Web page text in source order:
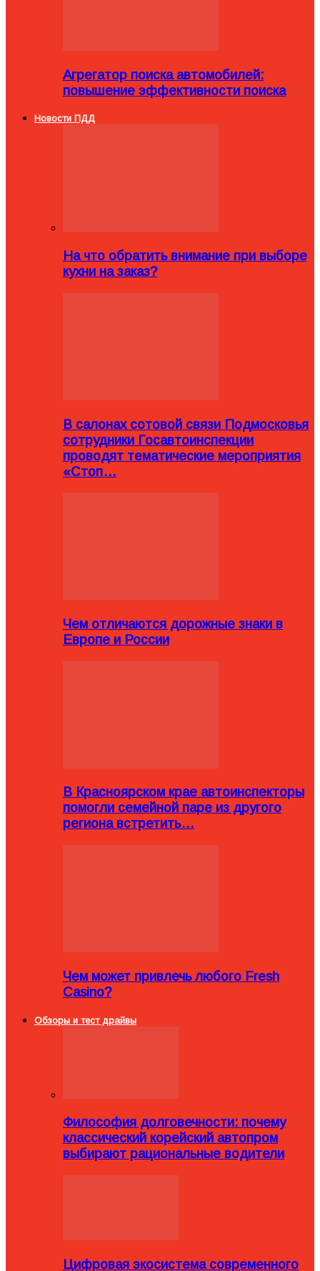
Агрегатор поиска автомобилей:
повышение эффективности поиска
Новости ПДД
На что обратить внимание при выборе
кухни на заказ?
В салонах сотовой связи Подмосковья
сотрудники Госавтоинспекции
проводят тематические мероприятия
«Стоп…
Чем отличаются дорожные знаки в
Европе и России
В Красноярском крае автоинспекторы
помогли семейной паре из другого
региона встретить…
Чем может привлечь любого Fresh
Casino?
Обзоры и тест драйвы
Философия долговечности: почему
классический корейский автопром
выбирают рациональные водители
Цифровая экосистема современного